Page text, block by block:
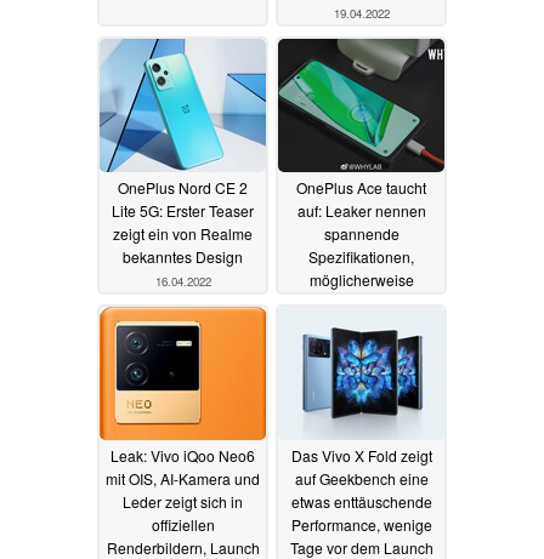
19.04.2022
OnePlus Nord CE 2
Lite 5G: Erster Teaser
zeigt ein von Realme
bekanntes Design
16.04.2022
OnePlus Ace taucht
auf: Leaker nennen
spannende
Spezifikationen,
möglicherweise
GT Neo 3
08.04.2022
Leak: Vivo iQoo Neo6
mit OIS, AI-Kamera und
Leder zeigt sich in
offiziellen
Renderbildern, Launch
Das Vivo X Fold zeigt
auf Geekbench eine
etwas enttäuschende
Performance, wenige
Tage vor dem Launch